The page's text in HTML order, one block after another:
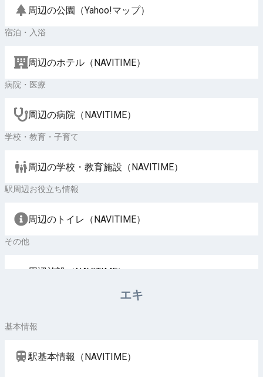
周辺の公園（Yahoo!マップ）
宿泊・入浴
周辺のホテル（NAVITIME）
病院・医療
周辺の病院（NAVITIME）
学校・教育・子育て
周辺の学校・教育施設（NAVITIME）
駅周辺お役立ち情報
周辺のトイレ（NAVITIME）
その他
周辺施設（NAVITIME）
エキ
基本情報
駅基本情報（NAVITIME）